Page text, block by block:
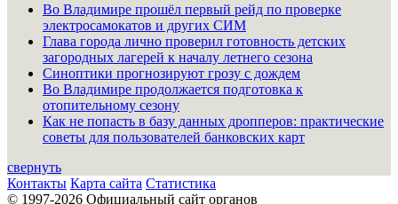
Во Владимире прошёл первый рейд по проверке
электросамокатов и других СИМ
Глава города лично проверил готовность детских
загородных лагерей к началу летнего сезона
Синоптики прогнозируют грозу с дождем
Во Владимире продолжается подготовка к
отопительному сезону
Как не попасть в базу данных дропперов: практические
советы для пользователей банковских карт
свернуть
Контакты Карта сайта Статистика
© 1997-2026 Официальный сайт органов